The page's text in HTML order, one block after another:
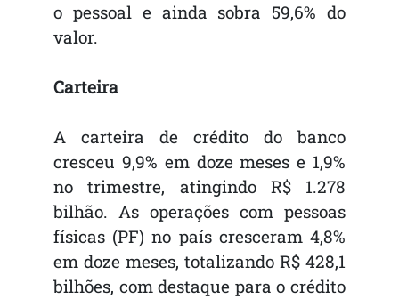
o pessoal e ainda sobra 59,6% do
valor.
Carteira
A carteira de crédito do banco
cresceu 9,9% em doze meses e 1,9%
no trimestre, atingindo R$ 1.278
bilhão. As operações com pessoas
físicas (PF) no país cresceram 4,8%
em doze meses, totalizando R$ 428,1
bilhões, com destaque para o crédito